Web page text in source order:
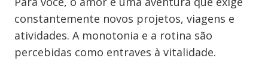
constantemente novos projetos, viagens e
atividades. A monotonia e a rotina são
percebidas como entraves à vitalidade.